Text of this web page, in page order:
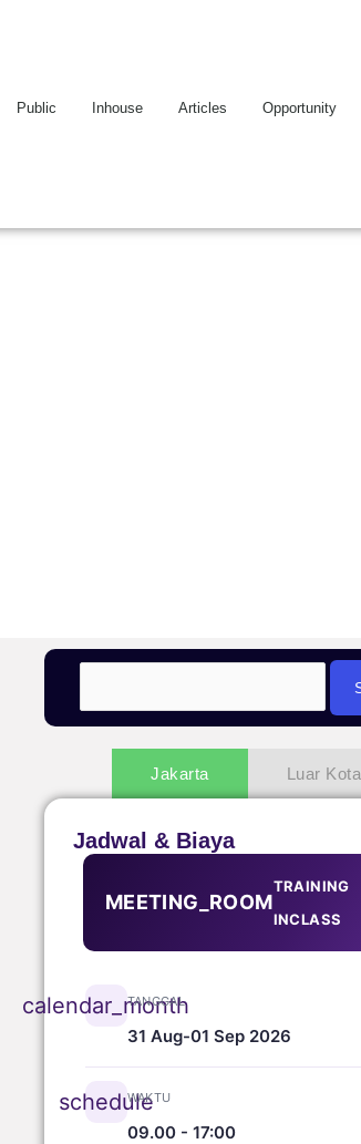
Public Inhouse Articles Opportunity
Jakarta Luar Kota
Jadwal & Biaya
MEETING_ROOM
TRAINING
INCLASS
calendar_month
TANGGAL
31 Aug-01 Sep 2026
schedule
WAKTU
09.00 - 17:00